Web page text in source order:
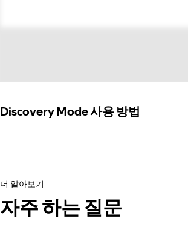
Discovery Mode 사용 방법
더 알아보기
자주 하는 질문